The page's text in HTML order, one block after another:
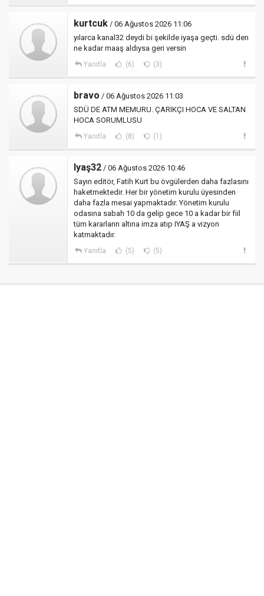
kurtcuk / 06 Ağustos 2026 11:06
yılarca kanal32 deydi bi şekilde iyaşa geçti. sdü den
ne kadar maaş aldıysa geri versin
Yanıtla (6) (3)
bravo / 06 Ağustos 2026 11:03
SDÜ DE ATM MEMURU. ÇARIKÇI HOCA VE SALTAN
HOCA SORUMLUSU
Yanıtla (8) (1)
Iyaş32 / 06 Ağustos 2026 10:46
Sayın editör, Fatih Kurt bu övgülerden daha fazlasını
haketmektedir. Her bir yönetim kurulu üyesinden
daha fazla mesai yapmaktadır. Yönetim kurulu
odasına sabah 10 da gelip gece 10 a kadar bir fiil
tüm kararların altına imza atıp IYAŞ a vizyon
katmaktadır.
Yanıtla (5) (5)